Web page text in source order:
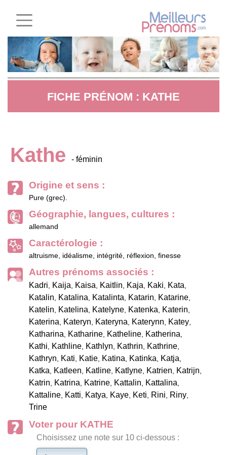
FICHE PRÉNOM : KATHE
Kathe - féminin
Origine et sens :
Pure (grec).
Géographie, langues, cultures :
allemand
Caractérologie :
altruisme, idéalisme, intégrité, réflexion, finesse
Autres prénoms associés :
Kadri, Kaija, Kaisa, Kaitlin, Kaja, Kaki, Kata,
Katalin, Katalina, Katalinta, Katarin, Katarine,
Katelin, Katelina, Katelyne, Katenka, Katerin,
Katerina, Kateryn, Kateryna, Katerynn, Katey,
Katharina, Katharine, Katheline, Katherina,
Kathi, Kathline, Kathlyn, Kathrin, Kathrine,
Kathryn, Kati, Katie, Katina, Katinka, Katja,
Katka, Katleen, Katline, Katlyne, Katrien, Katrijn,
Katrin, Katrina, Katrine, Kattalin, Kattalina,
Kattaline, Katti, Katya, Kaye, Keti, Rini, Riny,
Trine
Voter pour KATHE
Choisissez une note sur 10 ci-dessous :